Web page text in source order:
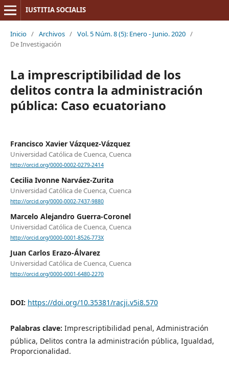
IUSTITIA SOCIALIS
Inicio / Archivos / Vol. 5 Núm. 8 (5): Enero - Junio. 2020 /
De Investigación
La imprescriptibilidad de los
delitos contra la administración
pública: Caso ecuatoriano
Francisco Xavier Vázquez-Vázquez
Universidad Católica de Cuenca, Cuenca
http://orcid.org/0000-0002-0279-2414
Cecilia Ivonne Narváez-Zurita
Universidad Católica de Cuenca, Cuenca
http://orcid.org/0000-0002-7437-9880
Marcelo Alejandro Guerra-Coronel
Universidad Católica de Cuenca, Cuenca
http://orcid.org/0000-0001-8526-773X
Juan Carlos Erazo-Álvarez
Universidad Católica de Cuenca, Cuenca
http://orcid.org/0000-0001-6480-2270
DOI: https://doi.org/10.35381/racji.v5i8.570
Palabras clave: Imprescriptibilidad penal, Administración
pública, Delitos contra la administración pública, Igualdad,
Proporcionalidad.